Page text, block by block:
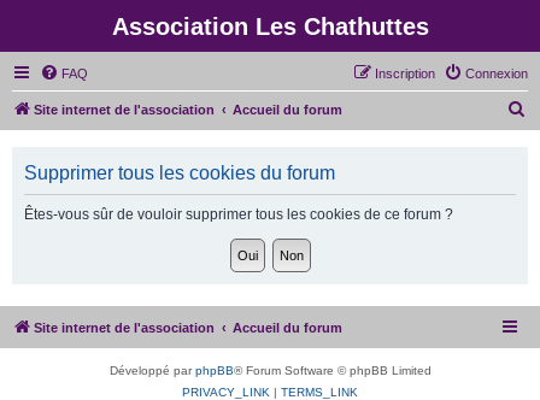
Association Les Chathuttes
FAQ Connexion
Inscription
Site internet de l'association Accueil du forum
h
Supprimer tous les cookies du forum
Êtes-vous sûr de vouloir supprimer tous les cookies de ce forum ?
Site internet de l'association Accueil du forum
Développé parphpBB® Forum Software © phpBB Limited
PRIVACY_LINK | TERMS_LINK